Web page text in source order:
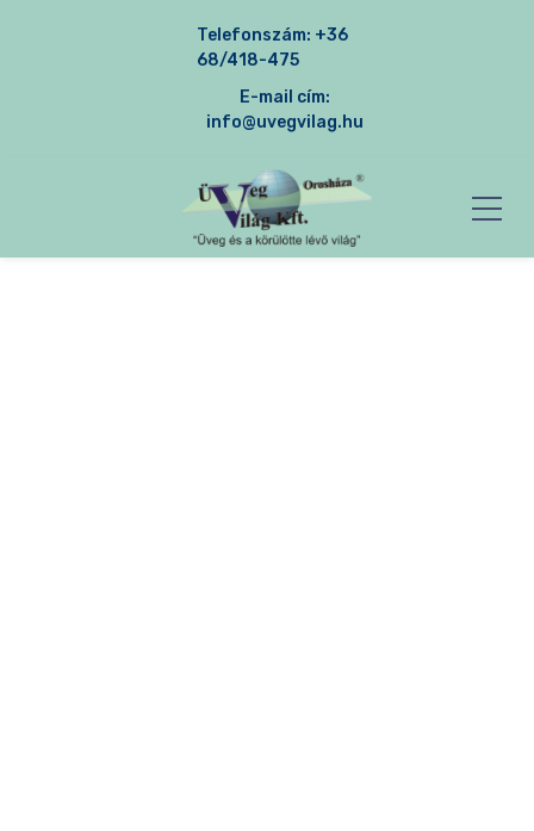
Telefonszám: +36
68/418-475
E-mail cím:
info@uvegvilag.hu